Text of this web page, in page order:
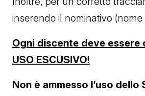
inserendo il nominativo
Ogni discente deve essere
USO ESCUSIVO!
Non è ammesso l’uso dello